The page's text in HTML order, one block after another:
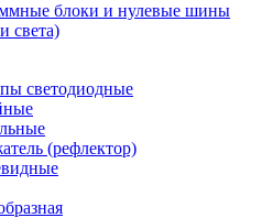
блоки и нулевые шины
света)
светодиодные
(рефлектор)